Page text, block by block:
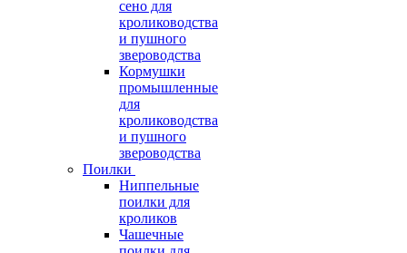
сено для
кролиководства
и пушного
звероводства
Кормушки
промышленные
для
кролиководства
и пушного
звероводства
Поилки
Ниппельные
поилки для
кроликов
Чашечные